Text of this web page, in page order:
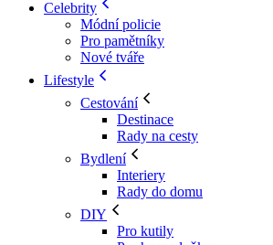
Celebrity
Módní policie
Pro pamětníky
Nové tváře
Lifestyle
Cestování
Destinace
Rady na cesty
Bydlení
Interiery
Rady do domu
DIY
Pro kutily